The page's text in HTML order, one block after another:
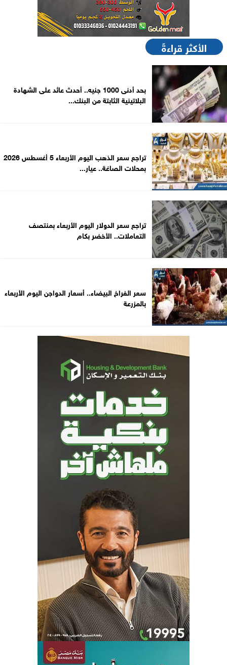
الأكثر قراءةً
بحد أدنى 1000 جنيه.. أحدث عائد على الشهادة
البلاتينية الثابتة من البنك...
تراجع سعر الذهب اليوم الأربعاء 5 أغسطس 2026
بمحلات الصاغة.. عيار...
تراجع سعر الدولار اليوم الأربعاء بمنتصف
التعاملات.. الأخضر بكام
سعر الفراخ البيضاء.. أسعار الدواجن اليوم الأربعاء
بالمزرعة